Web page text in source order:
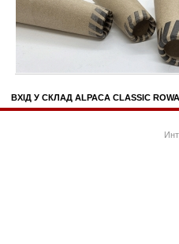
ВХІД У СКЛАД ALPACA CLASSIC